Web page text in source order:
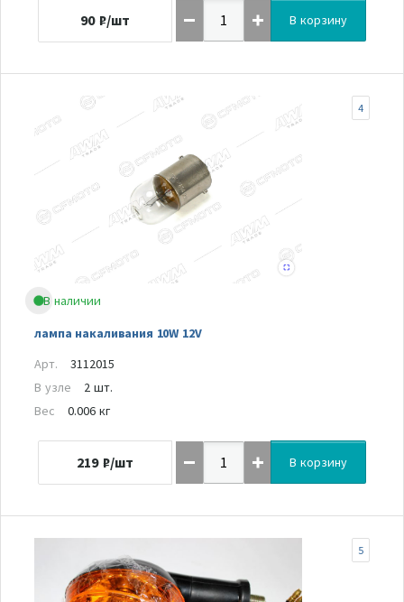
90 ₽/шт В корзину
В наличии
лампа накаливания 10W 12V
4
Арт.
3112015
В узле
2 шт.
Вес
0.006 кг
219 ₽/шт В корзину
5